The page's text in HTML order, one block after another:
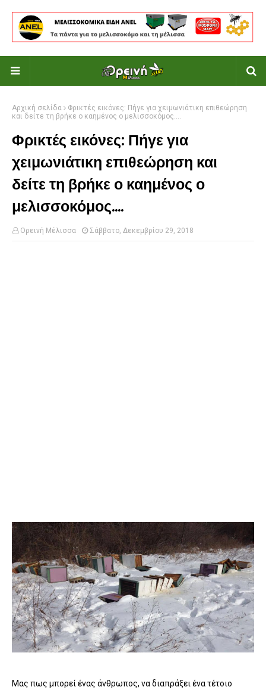
Αρχική σελίδα
Φρικτές εικόνες: Πήγε για χειμωνιάτικη επιθεώρηση
και δείτε τη βρήκε ο καημένος ο μελισσοκόμος....
Φρικτές εικόνες: Πήγε για
χειμωνιάτικη επιθεώρηση και
δείτε τη βρήκε ο καημένος ο
μελισσοκόμος....
Ορεινή Μέλισσα Σάββατο, Δεκεμβρίου 29, 2018
Μας πως μπορεί ένας άνθρωπος, να διαπράξει ένα τέτοιο